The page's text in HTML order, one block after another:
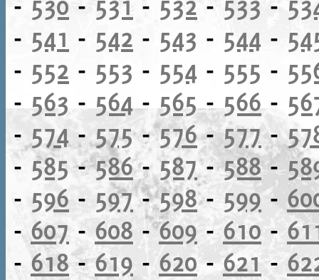
- 541 - 542 - 543 - 544 -
- 552 - 553 - 554 - 555 -
- 563 -564-565-566-
- 574 - 575-576-577-
- 585-586-587-588-
- 596 - 597-598- 599-
- 607 - 608 -609- 610 -
- 618-619 - 620-621 -